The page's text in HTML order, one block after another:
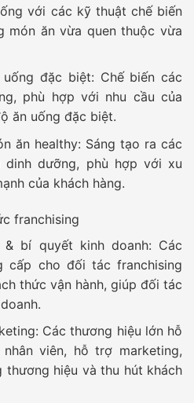
với các kỹ thuật chế biến
món ăn vừa quen thuộc vừa
đặc biệt: Chế biến các
phù hợp với nhu cầu của
ăn uống đặc biệt.
ăn healthy: Sáng tạo ra các
dinh dưỡng, phù hợp với xu
của khách hàng.
franchising
bí quyết kinh doanh: Các
cấp cho đối tác franchising
thức vận hành, giúp đối tác
Các thương hiệu lớn hỗ
viên, hỗ trợ marketing,
hiệu và thu hút khách